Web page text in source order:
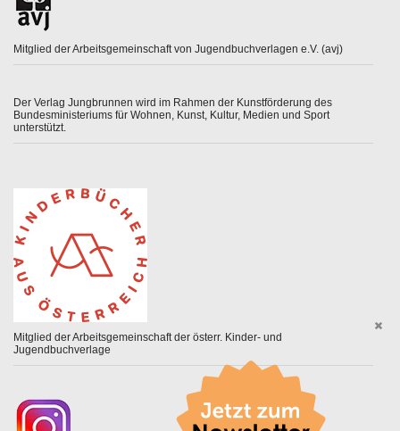
Mitglied der Arbeitsgemeinschaft von Jugendbuchverlagen e.V. (avj)
Der Verlag Jungbrunnen wird im Rahmen der Kunstförderung des
Bundesministeriums für Wohnen, Kunst, Kultur, Medien und Sport
unterstützt.
Mitglied der Arbeitsgemeinschaft der österr. Kinder- und
Jugendbuchverlage